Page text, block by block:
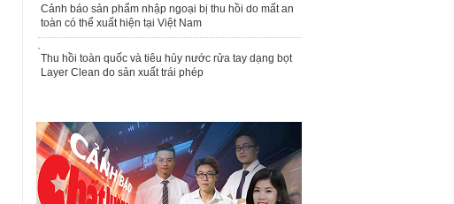
Cảnh báo sản phẩm nhập ngoại bị thu hồi do mất an
toàn có thể xuất hiện tại Việt Nam
Thu hồi toàn quốc và tiêu hủy nước rửa tay dạng bọt
Layer Clean do sản xuất trái phép